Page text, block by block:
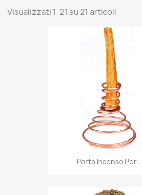
Visualizzati 1-21 su 21 articoli
Porta Incenso Per...